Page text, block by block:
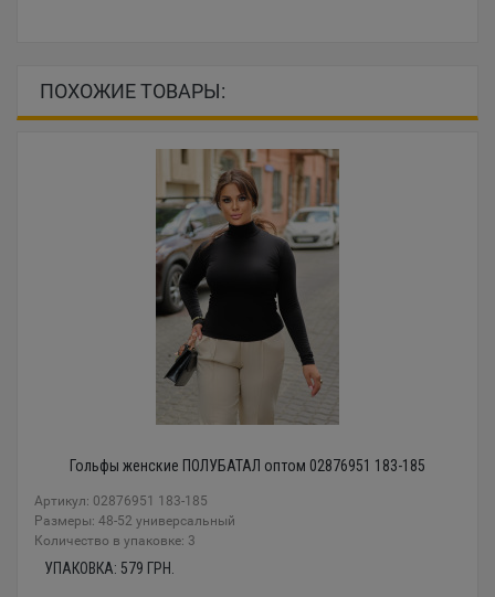
ПОХОЖИЕ ТОВАРЫ:
Гольфы женские ПОЛУБАТАЛ оптом 02876951 183-185
Артикул: 02876951 183-185
Размеры: 48-52 универсальный
Количество в упаковке: 3
УПАКОВКА: 579 ГРН.